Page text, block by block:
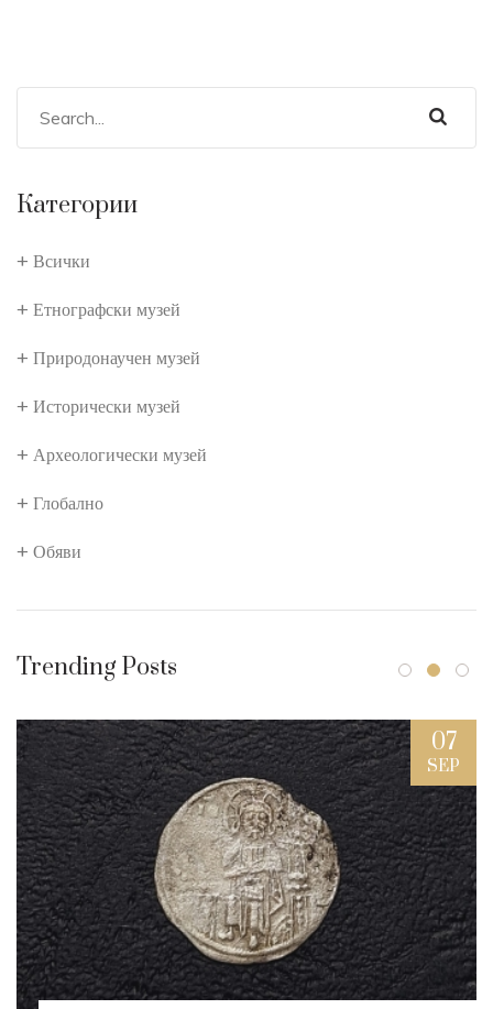
Категории
Всички
Етнографски музей
Природонаучен музей
Исторически музей
Археологически музей
Глобално
Обяви
Trending Posts
07
SEP